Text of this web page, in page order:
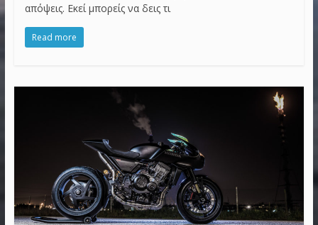
απόψεις. Εκεί μπορείς να δεις τι
Read more